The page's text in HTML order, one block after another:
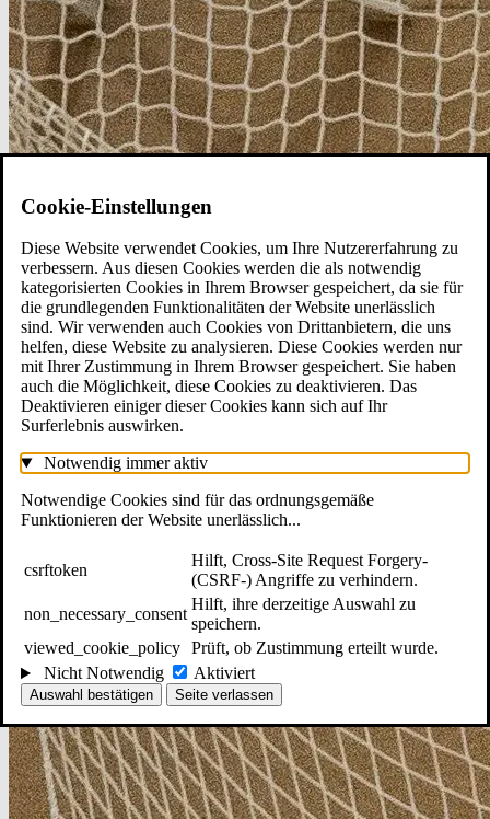
Cookie-Einstellungen
Diese Website verwendet Cookies, um Ihre Nutzererfahrung zu
verbessern. Aus diesen Cookies werden die als notwendig
kategorisierten Cookies in Ihrem Browser gespeichert, da sie für
die grundlegenden Funktionalitäten der Website unerlässlich
sind. Wir verwenden auch Cookies von Drittanbietern, die uns
helfen, diese Website zu analysieren. Diese Cookies werden nur
mit Ihrer Zustimmung in Ihrem Browser gespeichert. Sie haben
auch die Möglichkeit, diese Cookies zu deaktivieren. Das
Deaktivieren einiger dieser Cookies kann sich auf Ihr
Surferlebnis auswirken.
Notwendig immer aktiv
Notwendige Cookies sind für das ordnungsgemäße
Funktionieren der Website unerlässlich...
csrftoken
Hilft, Cross-Site Request Forgery-
(CSRF-) Angriffe zu verhindern.
non_necessary_consent
Hilft, ihre derzeitige Auswahl zu
speichern.
viewed_cookie_policy Prüft, ob Zustimmung erteilt wurde.
Nicht Notwendig
Aktiviert
Auswahl bestätigen Seite verlassen